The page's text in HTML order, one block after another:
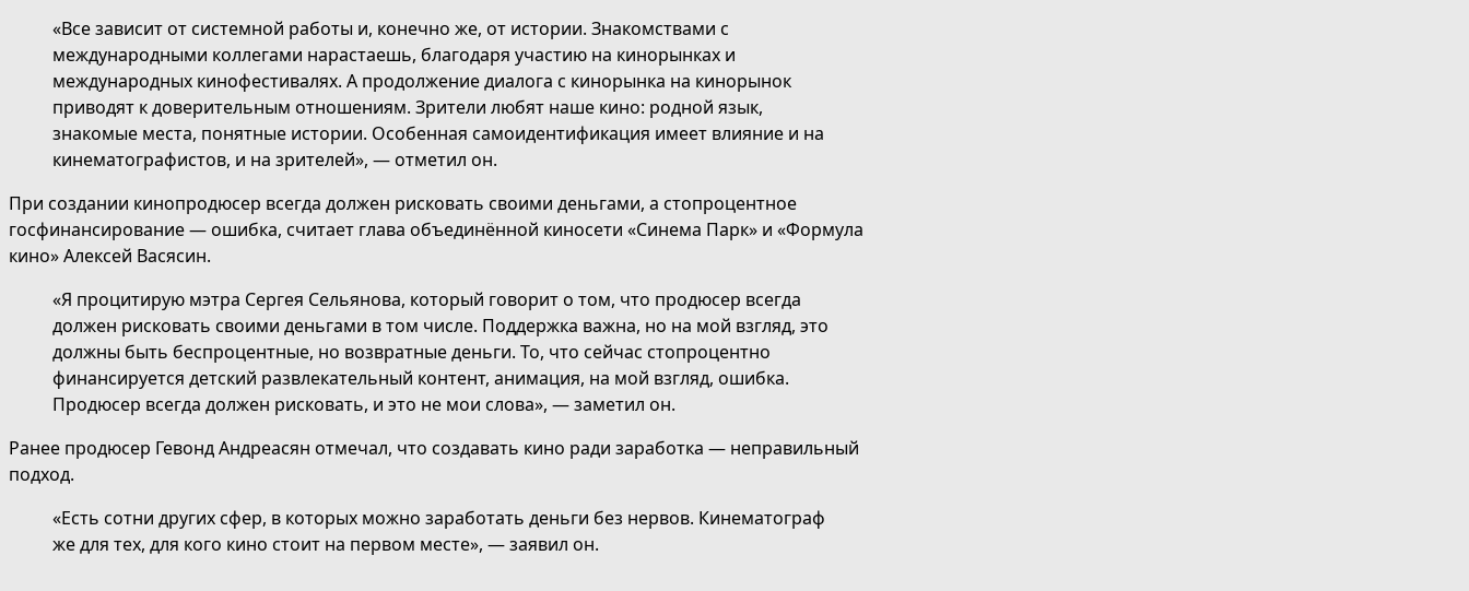
«Все зависит от системной работы и, конечно же, от истории. Знакомствами с
международными коллегами нарастаешь, благодаря участию на кинорынках и
международных кинофестивалях. А продолжение диалога с кинорынка на кинорынок
приводят к доверительным отношениям. Зрители любят наше кино: родной язык,
знакомые места, понятные истории. Особенная самоидентификация имеет влияние и на
кинематографистов, и на зрителей», — отметил он.
При создании кинопродюсер всегда должен рисковать своими деньгами, а стопроцентное
госфинансирование — ошибка, считает глава объединённой киносети «Синема Парк» и «Формула
кино» Алексей Васясин.
«Я процитирую мэтра Сергея Сельянова, который говорит о том, что продюсер всегда
должен рисковать своими деньгами в том числе. Поддержка важна, но на мой взгляд, это
должны быть беспроцентные, но возвратные деньги. То, что сейчас стопроцентно
финансируется детский развлекательный контент, анимация, на мой взгляд, ошибка.
Продюсер всегда должен рисковать, и это не мои слова», — заметил он.
Ранее продюсер Гевонд Андреасян отмечал, что создавать кино ради заработка — неправильный
подход.
«Есть сотни других сфер, в которых можно заработать деньги без нервов. Кинематограф
же для тех, для кого кино стоит на первом месте», — заявил он.